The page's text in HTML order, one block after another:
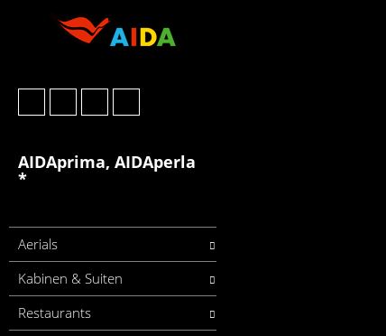
AIDAprima, AIDAperla
*
Aerials
Kabinen & Suiten
Restaurants